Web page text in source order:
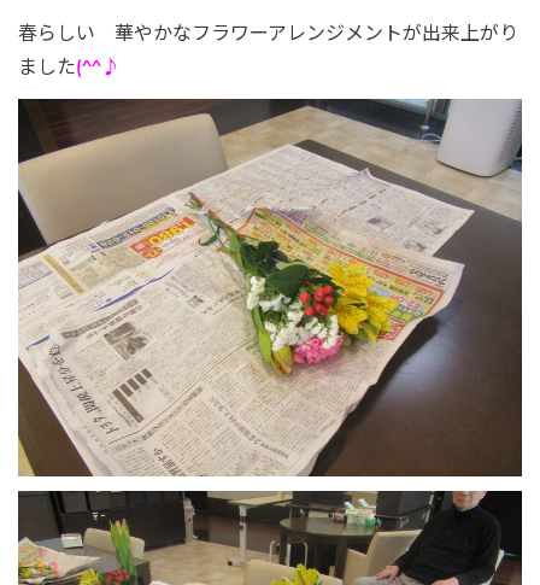
春らしい 華やかなフラワーアレンジメントが出来上がり
ました(^^♪